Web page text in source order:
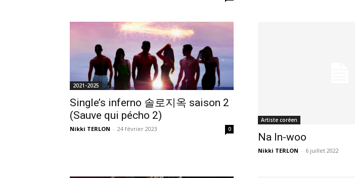
2021-2025
Single’s inferno 솔로지옥 saison 2
(Sauve qui pécho 2)
Nikki TERLON - 24 février 2023 0
Artiste coréen
Na In-woo
Nikki TERLON - 6 juillet 2022